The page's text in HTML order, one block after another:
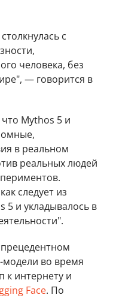
с
человека, без
— говорится в
Mythos 5 и
в реальном
реальных людей
следует из
5 и укладывалось в
модели во время
к интернету и
Face. По